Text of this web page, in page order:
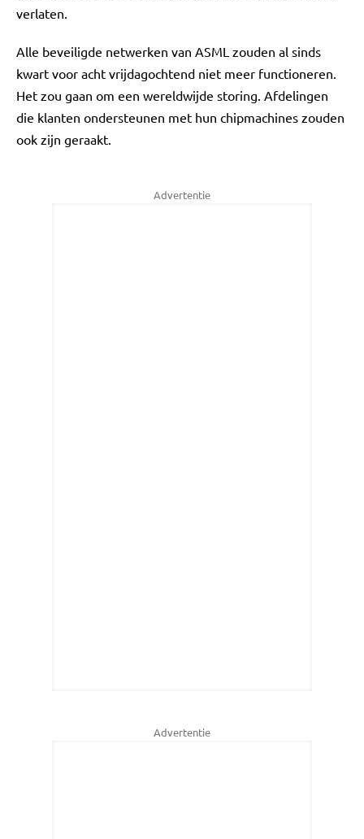
verlaten.
Alle beveiligde netwerken van ASML zouden al sinds
kwart voor acht vrijdagochtend niet meer functioneren.
Het zou gaan om een wereldwijde storing. Afdelingen
die klanten ondersteunen met hun chipmachines zouden
ook zijn geraakt.
Advertentie
Advertentie